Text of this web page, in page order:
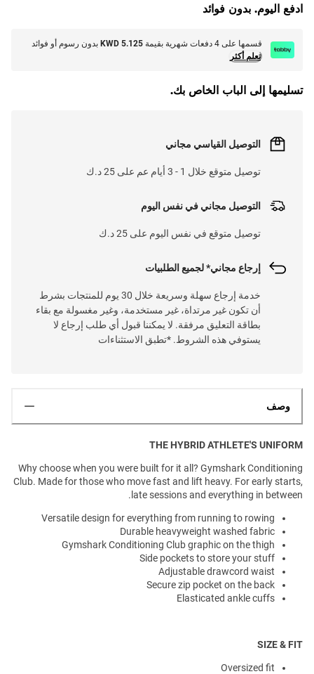
ادفع اليوم. بدون فوائد
قسمها على 4 دفعات شهرية بقيمة KWD 5.125 بدون رسوم أو فوائد
تعلم أكثر
تسليمها إلى الباب الخاص بك.
التوصيل القياسي مجاني
توصيل متوقع خلال 1 - 3 أيام عم على 25 د.ك
التوصيل مجاني في نفس اليوم
توصيل متوقع في نفس اليوم على 25 د.ك
إرجاع مجاني* لجميع الطلبيات
خدمة إرجاع سهلة وسريعة خلال 30 يوم للمنتجات بشرط
أن تكون غير مرتداة، غير مستخدمة، وغير مغسولة مع بقاء
بطاقة التعليق مرفقة. لا يمكننا قبول أي طلب إرجاع لا
يستوفي هذه الشروط. *تطبق الاستثناءات
وصف
THE HYBRID ATHLETE'S UNIFORM
Why choose when you were built for it all? Gymshark Conditioning
Club. Made for those who move fast and lift heavy. For early starts,
late sessions and everything in between.
Versatile design for everything from running to rowing
Durable heavyweight washed fabric
Gymshark Conditioning Club graphic on the thigh
Side pockets to store your stuff
Adjustable drawcord waist
Secure zip pocket on the back
Elasticated ankle cuffs
SIZE & FIT
Oversized fit